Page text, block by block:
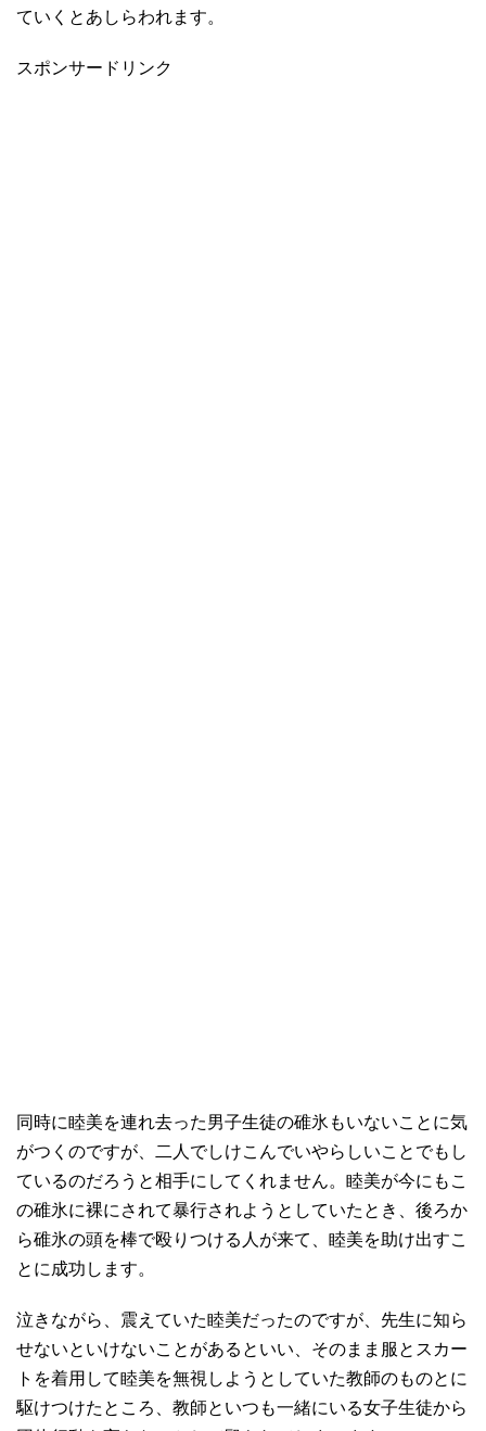
ていくとあしらわれます。
スポンサードリンク
同時に睦美を連れ去った男子生徒の碓氷もいないことに気
がつくのですが、二人でしけこんでいやらしいことでもし
ているのだろうと相手にしてくれません。睦美が今にもこ
の碓氷に裸にされて暴行されようとしていたとき、後ろか
ら碓氷の頭を棒で殴りつける人が来て、睦美を助け出すこ
とに成功します。
泣きながら、震えていた睦美だったのですが、先生に知ら
せないといけないことがあるといい、そのまま服とスカー
トを着用して睦美を無視しようとしていた教師のものとに
駆けつけたところ、教師といつも一緒にいる女子生徒から